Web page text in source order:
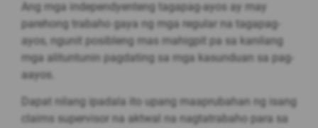
Ang mga independyenteng tagapag-ayos ay may
parehong trabaho gaya ng mga regular na tagapag-
ayos, ngunit posibleng mas mahigpit pa sa kanilang
mga alituntunin pagdating sa mga kasunduan sa pag-
aayos.
Dapat nilang ipadala ito upang maaprubahan ng isang
claims supervisor na aktwal na nagtatrabaho para sa